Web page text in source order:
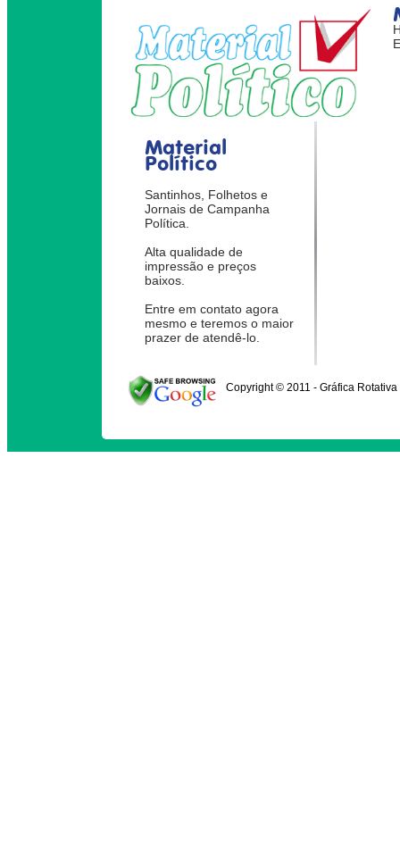
Material
Político
Santinhos, Folhetos e
Jornais de Campanha
Política.
Alta qualidade de
impressão e preços
baixos.
Entre em contato agora
mesmo e teremos o maior
prazer de atendê-lo.
Copyright © 2011 - Gráfica